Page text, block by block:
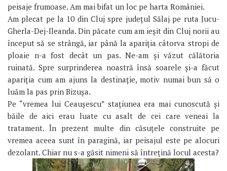
peisaje frumoase. Am mai bifat un loc pe harta României.
Am plecat pe la 10 din Cluj spre județul Sălaj pe ruta Jucu-
Gherla-Dej-Ileanda. Din păcate cum am ieșit din Cluj norii au
început să se strângă, iar până la apariția câtorva stropi de
ploaie n-a fost decât un pas. Ne-am și văzut călătoria
ruinată. Spre surprinderea noastră însă soarele și-a făcut
apariția cum am ajuns la destinație, motiv numai bun să o
luăm la pas prin Bizușa.
Pe “vremea lui Ceaușescu” stațiunea era mai cunoscută și
băile de aici erau luate cu asalt de cei care veneai la
tratament. În prezent multe din căsuțele construite pe
vremea aceea sunt în paragină, iar peisajul este pe alocuri
dezolant. Chiar nu s-a găsit nimeni să întrețină locul acesta?